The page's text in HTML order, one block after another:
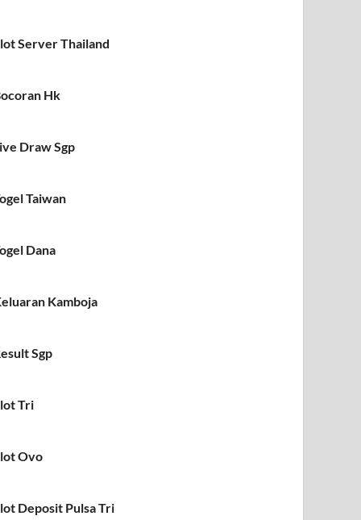
Server Thailand
Hk
Draw Sgp
Taiwan
Dana
Kamboja
Sgp
Tri
Ovo
Deposit Pulsa Tri